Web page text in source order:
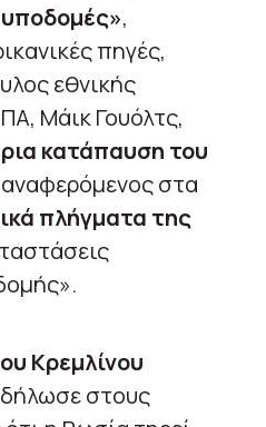
υποδομές»,
πηγές,
εθνικής
Μάικ Γουόλτς,
κατάπαυση του
στα
πλήγματα της
Κρεμλίνου
δήλωσε στους